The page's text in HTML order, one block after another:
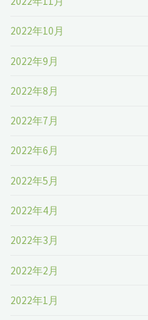
2022年10月
2022年9月
2022年8月
2022年7月
2022年6月
2022年5月
2022年4月
2022年3月
2022年2月
2022年1月